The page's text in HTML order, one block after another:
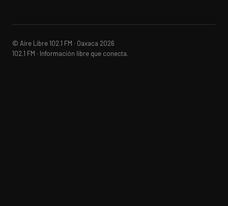
© Aire Libre 102.1 FM · Oaxaca 2026
102.1 FM · Información libre que conecta.